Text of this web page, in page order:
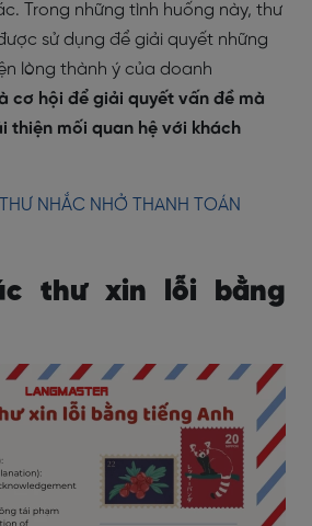
Trong những tình huống này, thư
sử dụng để giải quyết những
lòng thành ý của doanh
cơ hội để giải quyết vấn đề mà
thiện mối quan hệ với khách
NHẮC NHỞ THANH TOÁN
thư xin lỗi bằng